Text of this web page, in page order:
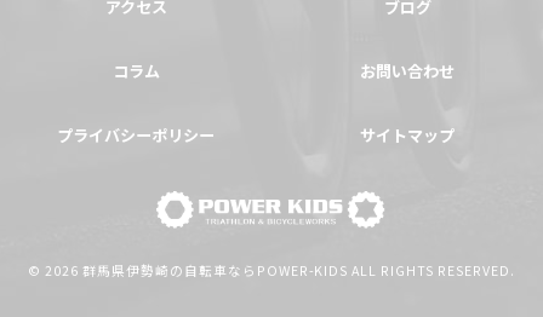
アクセス ブログ
コラム お問い合わせ
プライバシーポリシー サイトマップ
© 2026 群馬県伊勢崎の自転車ならPOWER-KIDS ALL RIGHTS RESERVED.